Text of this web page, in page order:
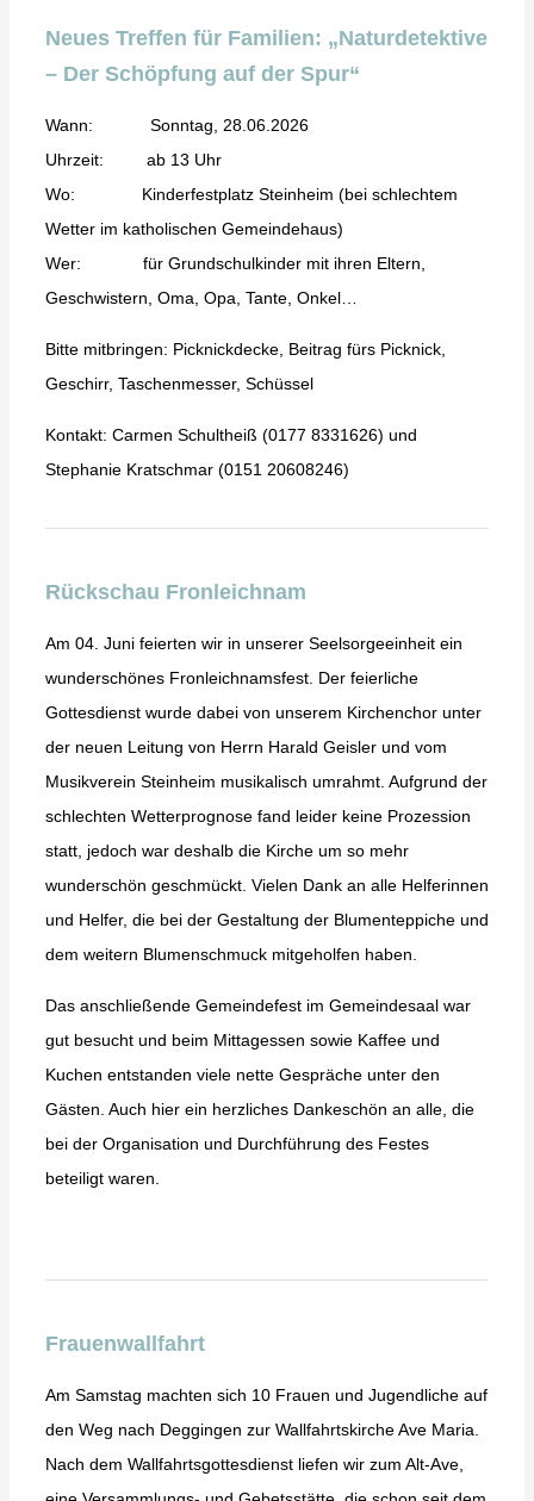
Neues Treffen für Familien: „Naturdetektive
– Der Schöpfung auf der Spur“
Wann: Sonntag, 28.06.2026
Uhrzeit: ab 13 Uhr
Wo: Kinderfestplatz Steinheim (bei schlechtem
Wetter im katholischen Gemeindehaus)
Wer: für Grundschulkinder mit ihren Eltern,
Geschwistern, Oma, Opa, Tante, Onkel…
Bitte mitbringen: Picknickdecke, Beitrag fürs Picknick,
Geschirr, Taschenmesser, Schüssel
Kontakt: Carmen Schultheiß (0177 8331626) und
Stephanie Kratschmar (0151 20608246)
Rückschau Fronleichnam
Am 04. Juni feierten wir in unserer Seelsorgeeinheit ein
wunderschönes Fronleichnamsfest. Der feierliche
Gottesdienst wurde dabei von unserem Kirchenchor unter
der neuen Leitung von Herrn Harald Geisler und vom
Musikverein Steinheim musikalisch umrahmt. Aufgrund der
schlechten Wetterprognose fand leider keine Prozession
statt, jedoch war deshalb die Kirche um so mehr
wunderschön geschmückt. Vielen Dank an alle Helferinnen
und Helfer, die bei der Gestaltung der Blumenteppiche und
dem weitern Blumenschmuck mitgeholfen haben.
Das anschließende Gemeindefest im Gemeindesaal war
gut besucht und beim Mittagessen sowie Kaffee und
Kuchen entstanden viele nette Gespräche unter den
Gästen. Auch hier ein herzliches Dankeschön an alle, die
bei der Organisation und Durchführung des Festes
beteiligt waren.
Frauenwallfahrt
Am Samstag machten sich 10 Frauen und Jugendliche auf
den Weg nach Deggingen zur Wallfahrtskirche Ave Maria.
Nach dem Wallfahrtsgottesdienst liefen wir zum Alt-Ave,